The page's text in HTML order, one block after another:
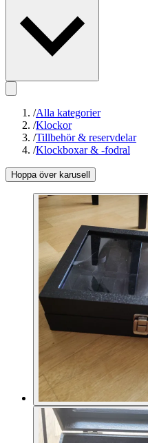
/Alla kategorier
/Klockor
/Tillbehör & reservdelar
/Klockboxar & -fodral
Hoppa över karusell